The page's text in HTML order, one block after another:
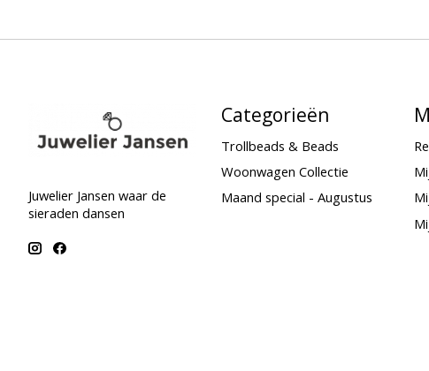
Juwelier Jansen waar de
sieraden dansen
Categorieën
Trollbeads & Beads
Woonwagen Collectie
Maand special - Augustus